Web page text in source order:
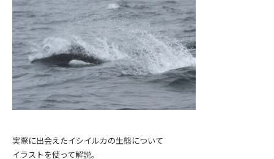
実際に出会えたイシイルカの生態について
イラストを使って解説。